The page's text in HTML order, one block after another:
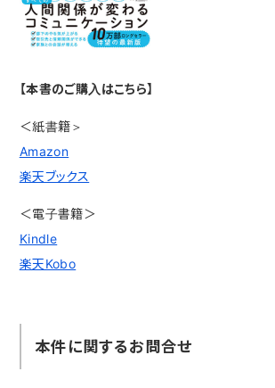
【本書のご購入はこちら】
＜紙書籍＞
Amazon
楽天ブックス
＜電子書籍＞
Kindle
楽天Kobo
本件に関するお問合せ